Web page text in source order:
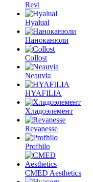
Revi
Hyalual
Наноканюли
Collost
Neauvia
HYAFILIA
Хладоэлемент
Revanesse
Profhilo
CMED Aesthetics